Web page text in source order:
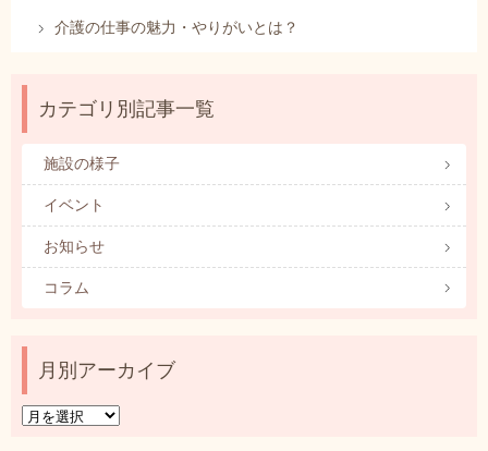
介護の仕事の魅力・やりがいとは？
カテゴリ別記事一覧
施設の様子
イベント
お知らせ
コラム
月別アーカイブ
月